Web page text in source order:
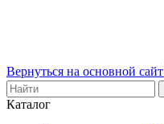
Вернуться на основной сайт
Каталог